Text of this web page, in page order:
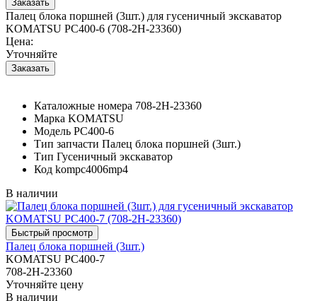
Палец блока поршней (3шт.) для гусеничный экскаватор
KOMATSU PC400-6 (708-2H-23360)
Цена:
Уточняйте
Каталожные номера 708-2H-23360
Марка KOMATSU
Модель PC400-6
Тип запчасти Палец блока поршней (3шт.)
Тип Гусеничный экскаватор
Код kompc4006mp4
В наличии
Палец блока поршней (3шт.)
KOMATSU PC400-7
708-2H-23360
Уточняйте цену
В наличии